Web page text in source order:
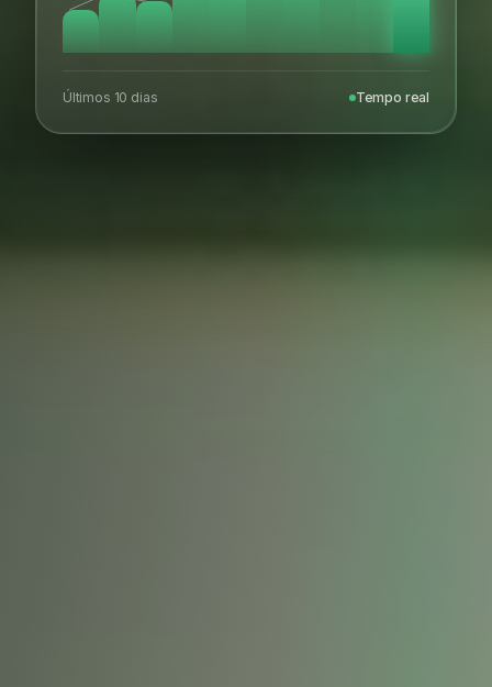
Últimos 10 dias Tempo real